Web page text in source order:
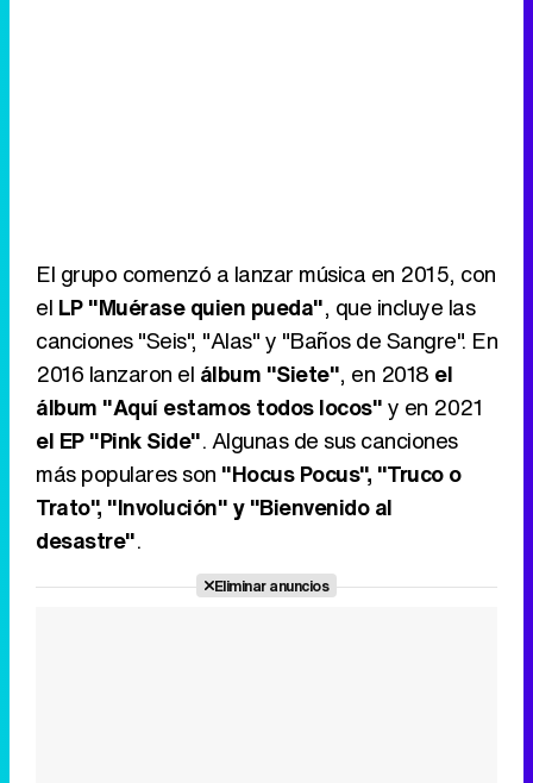
El grupo comenzó a lanzar música en 2015, con
el LP "Muérase quien pueda", que incluye las
canciones "Seis", "Alas" y "Baños de Sangre". En
2016 lanzaron el álbum "Siete", en 2018 el
álbum "Aquí estamos todos locos"y en 2021
el EP "Pink Side". Algunas de sus canciones
más populares son "Hocus Pocus", "Truco o
Trato", "Involución" y "Bienvenido al
desastre".
Eliminar anuncios